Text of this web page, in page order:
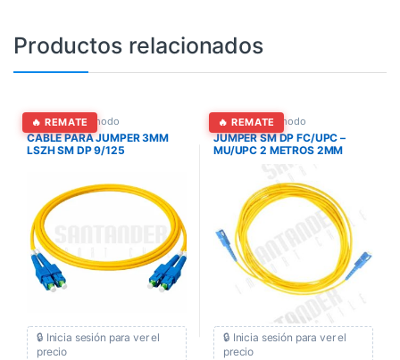
Productos relacionados
🔥 REMATE
Jumper Monomodo
CABLE PARA JUMPER 3MM
LSZH SM DP 9/125
🔒 Inicia sesión para ver el
precio
🔥 REMATE
Jumper Monomodo
JUMPER SM DP FC/UPC –
MU/UPC 2 METROS 2MM
🔒 Inicia sesión para ver el
precio